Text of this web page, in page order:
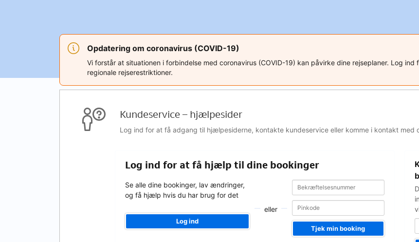
Opdatering om coronavirus (COVID-19)
Vi forstår at situationen i forbindelse med coronavirus (COVID-19) kan påvirke dine rejseplaner. Log
regionale rejserestriktioner.
Kundeservice – hjælpesider
Log ind for at få adgang til hjælpesiderne, kontakte kundeservice eller komme i kontakt med
Log ind for at få hjælp til dine bookinger
Se alle dine bookinger, lav ændringer,
og få hjælp hvis du har brug for det
Log ind
eller
Bekræftelsesnummer
Bekræftelsesnummer
Tjek min booking